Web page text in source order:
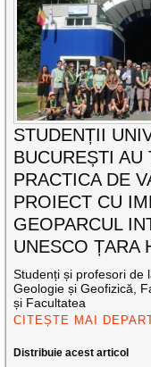
STUDENȚII
BUCUREȘTI AU
PRACTICA DE
PROIECT CU
GEOPARCUL
UNESCO ȚARA
Studenți și profesori de
Geologie și Geofizică,
și Facultatea
CITEȘTE MAI
Distribuie acest articol